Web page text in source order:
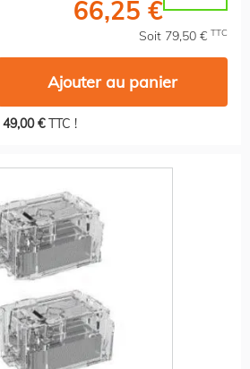
66,25 €
Soit 79,50 € TTC
Ajouter au panier
49,00 €TTC !